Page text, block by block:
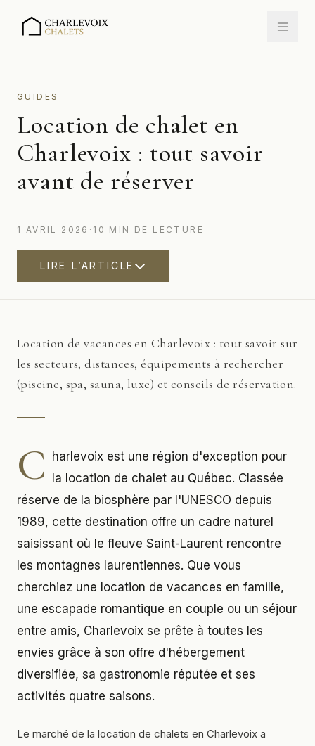
GUIDES
Location de chalet en
Charlevoix : tout savoir
avant de réserver
1 AVRIL 2026 · 10 MIN DE LECTURE
LIRE L’ARTICLE
Location de vacances en Charlevoix : tout savoir sur
les secteurs, distances, équipements à rechercher
(piscine, spa, sauna, luxe) et conseils de réservation.
C
harlevoix est une région d'exception pour
la location de chalet au Québec. Classée
réserve de la biosphère par l'UNESCO depuis
1989, cette destination offre un cadre naturel
saisissant où le fleuve Saint-Laurent rencontre
les montagnes laurentiennes. Que vous
cherchiez une location de vacances en famille,
une escapade romantique en couple ou un séjour
entre amis, Charlevoix se prête à toutes les
envies grâce à son offre d'hébergement
diversifiée, sa gastronomie réputée et ses
activités quatre saisons.
Le marché de la location de chalets en Charlevoix a